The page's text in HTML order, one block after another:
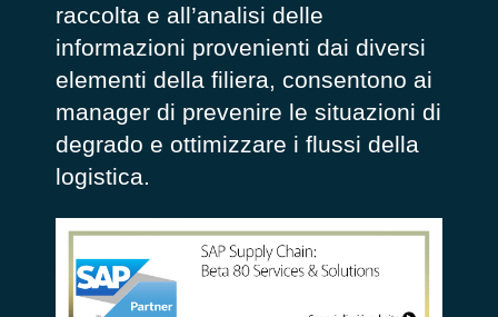
raccolta e all’analisi delle
informazioni provenienti dai diversi
elementi della filiera, consentono ai
manager di prevenire le situazioni di
degrado e ottimizzare i flussi della
logistica.